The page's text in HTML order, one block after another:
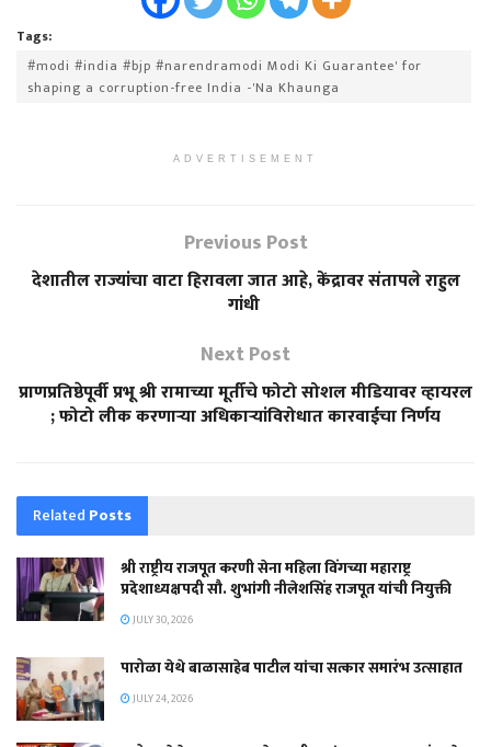
Tags:
#modi #india #bjp #narendramodi Modi Ki Guarantee' for
shaping a corruption-free India -'Na Khaunga
ADVERTISEMENT
Previous Post
देशातील राज्यांचा वाटा हिरावला जात आहे, केंद्रावर संतापले राहुल
गांधी
Next Post
प्राणप्रतिष्ठेपूर्वी प्रभू श्री रामाच्या मूर्तीचे फोटो सोशल मीडियावर व्हायरल
; फोटो लीक करणाऱ्या अधिकाऱ्यांविरोधात कारवाईचा निर्णय
Related Posts
श्री राष्ट्रीय राजपूत करणी सेना महिला विंगच्या महाराष्ट्र
प्रदेशाध्यक्षपदी सौ. शुभांगी नीलेशसिंह राजपूत यांची नियुक्ती
JULY 30, 2026
पारोळा येथे बाळासाहेब पाटील यांचा सत्कार समारंभ उत्साहात
JULY 24, 2026